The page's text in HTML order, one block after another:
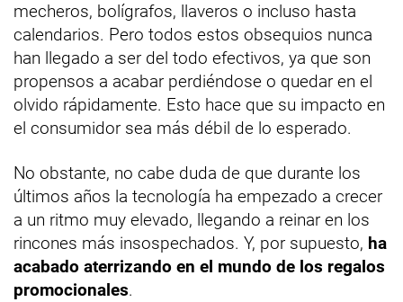
mecheros, bolígrafos, llaveros o incluso hasta
calendarios. Pero todos estos obsequios nunca
han llegado a ser del todo efectivos, ya que son
propensos a acabar perdiéndose o quedar en el
olvido rápidamente. Esto hace que su impacto en
el consumidor sea más débil de lo esperado.
No obstante, no cabe duda de que durante los
últimos años la tecnología ha empezado a crecer
a un ritmo muy elevado, llegando a reinar en los
rincones más insospechados. Y, por supuesto, ha
acabado aterrizando en el mundo de los regalos
promocionales.